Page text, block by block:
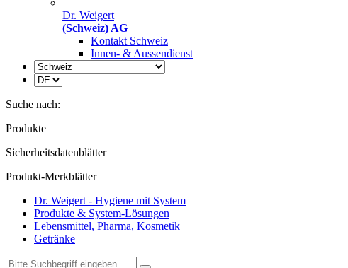
Dr. Weigert
(Schweiz) AG
Kontakt Schweiz
Innen- & Aussendienst
Suche nach:
Produkte
Sicherheitsdatenblätter
Produkt-Merkblätter
Dr. Weigert - Hygiene mit System
Produkte & System-Lösungen
Lebensmittel, Pharma, Kosmetik
Getränke